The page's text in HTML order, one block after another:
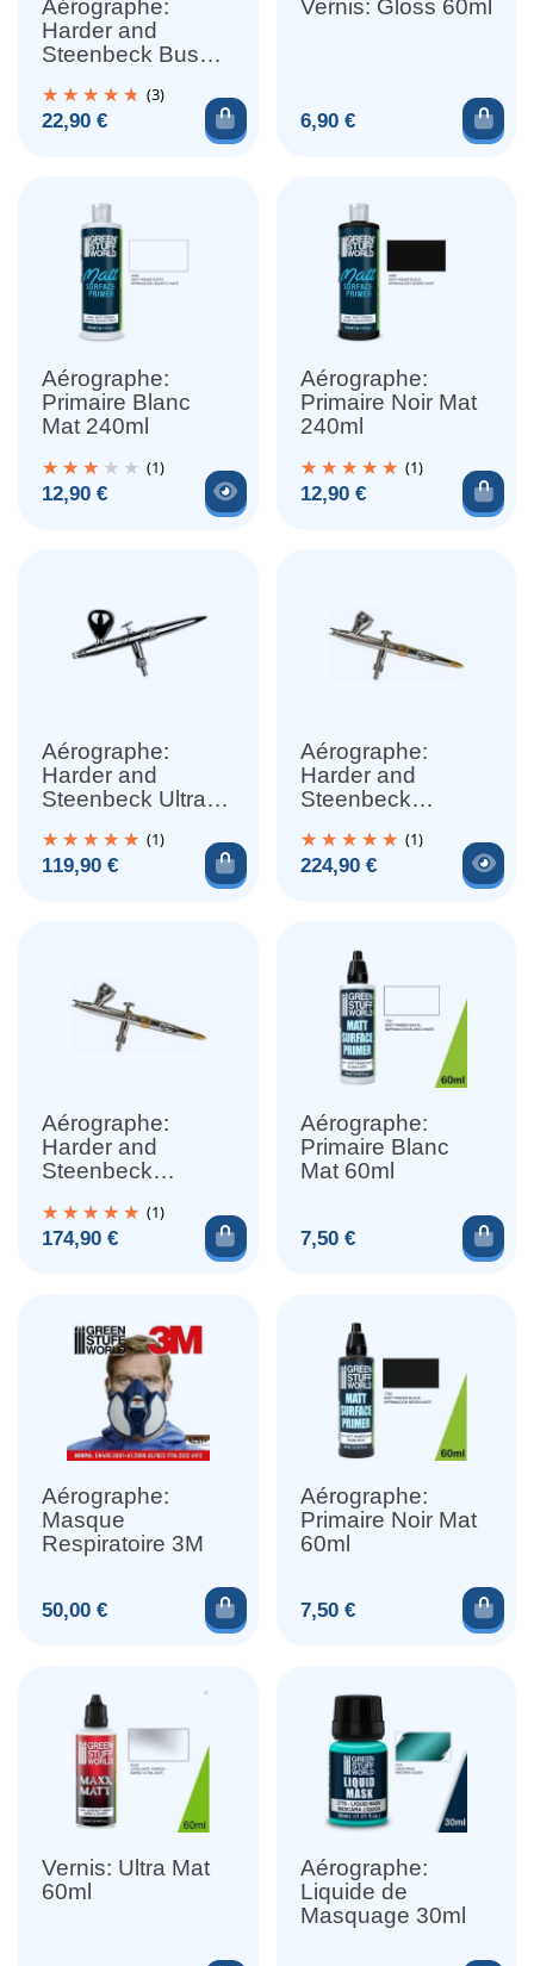
Aérographe:
Harder and
Steenbeck Buse
(3)
Prix
22,90 € Ajouter au panier
Vernis: Gloss 60ml
Prix
6,90 €
Aérographe:
Primaire Blanc
Mat 240ml
(1)
Prix
12,90 € Voir le produit
Aérographe:
Primaire Noir Mat
240ml
(1)
Prix
12,90 €
Aérographe:
Harder and
Steenbeck Ultra
(1)
Prix
119,90 € Ajouter au panier
Aérographe:
Harder and
Steenbeck
2024 2en1(1)
Prix
224,90 €
Aérographe:
Harder and
Steenbeck
2024 0.28mm
(1)
Prix
174,90 € Ajouter au panier
Aérographe:
Primaire Blanc
Mat 60ml
Prix
7,50 €
Aérographe:
Masque
Respiratoire 3M
Prix
50,00 € Ajouter au panier
Aérographe:
Primaire Noir Mat
60ml
Prix
7,50 €
Vernis: Ultra Mat
60ml
Aérographe:
Liquide de
Masquage 30ml